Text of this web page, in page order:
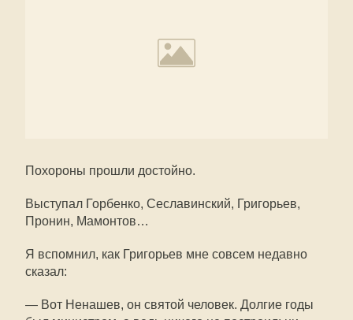
Похороны прошли достойно.
Выступал Горбенко, Сеславинский, Григорьев,
Пронин, Мамонтов…
Я вспомнил, как Григорьев мне совсем недавно
сказал:
— Вот Ненашев, он святой человек. Долгие годы